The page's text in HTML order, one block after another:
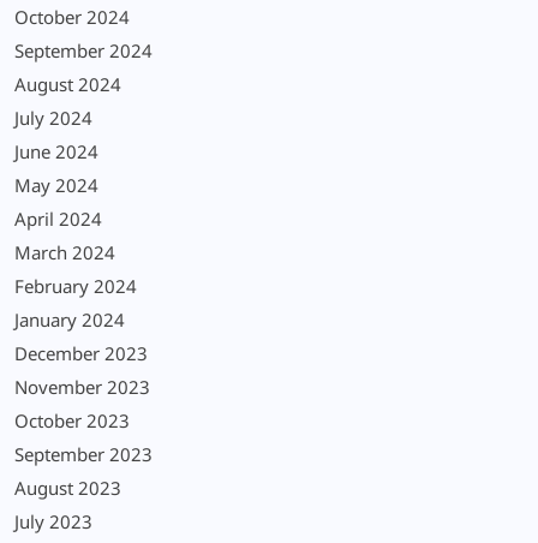
October 2024
September 2024
August 2024
July 2024
June 2024
May 2024
April 2024
March 2024
February 2024
January 2024
December 2023
November 2023
October 2023
September 2023
August 2023
July 2023